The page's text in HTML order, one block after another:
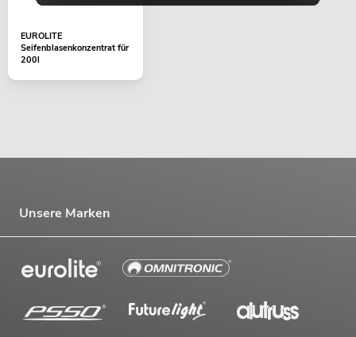
EUROLITE
Seifenblasenkonzentrat für
200l
Unsere Marken